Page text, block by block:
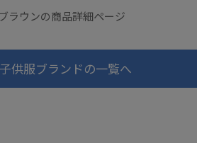
ラウンの商品詳細ページ
子供服ブランドの一覧へ